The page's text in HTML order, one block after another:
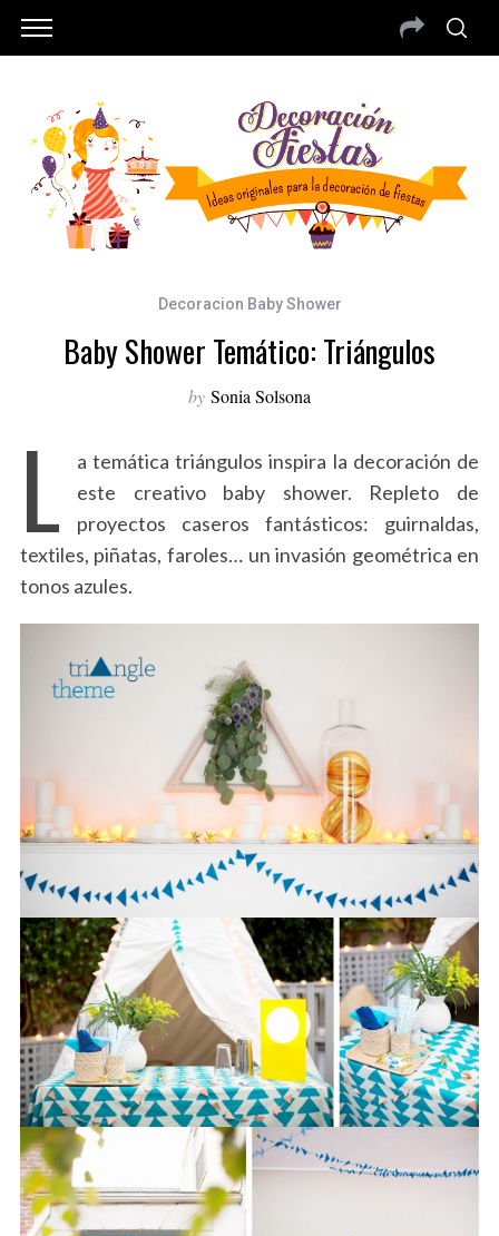
Decoracion Baby Shower
Baby Shower Temático: Triángulos
by Sonia Solsona
L
a temática triángulos inspira la decoración de
este creativo baby shower. Repleto de
proyectos caseros fantásticos: guirnaldas,
textiles, piñatas, faroles… un invasión geométrica en
tonos azules.